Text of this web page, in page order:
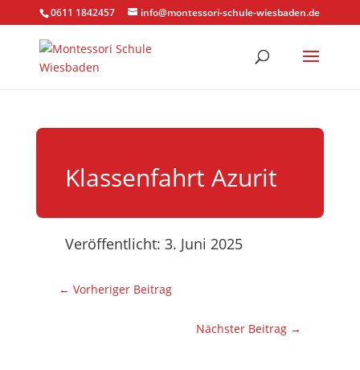
0611 1842457 info@montessori-schule-wiesbaden.de
Klassenfahrt Azurit
Veröffentlicht: 3. Juni 2025
← Vorheriger Beitrag
Nächster Beitrag →